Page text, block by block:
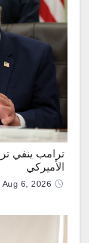
ترامب ينفي
الأميركي
Aug 6, 2026